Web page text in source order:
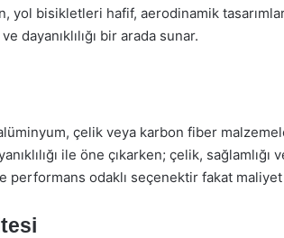
yol bisikletleri hafif, aerodinamik
dayanıklılığı bir arada sunar.
çelik veya karbon fiber
ile öne çıkarken; çelik,
odaklı seçenektir fakat maliyet